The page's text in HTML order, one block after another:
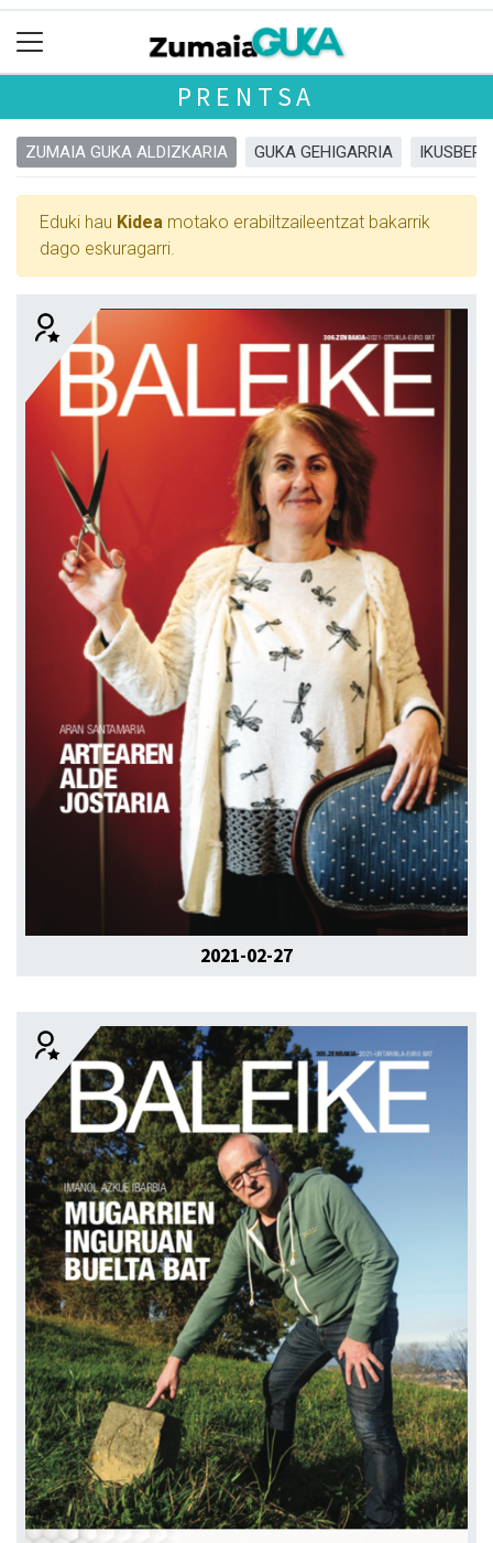
PRENTSA
ZUMAIA GUKA ALDIZKARIA GUKA GEHIGARRIA IKUSBERA
Eduki hau Kidea motako erabiltzaileentzat bakarrik
dago eskuragarri.
2021-02-27